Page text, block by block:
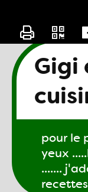
Gigi
pour le
yeux
.......